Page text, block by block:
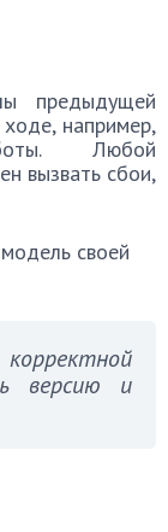
предыдущей
например,
Любой
вызвать сбои,
своей
версию и